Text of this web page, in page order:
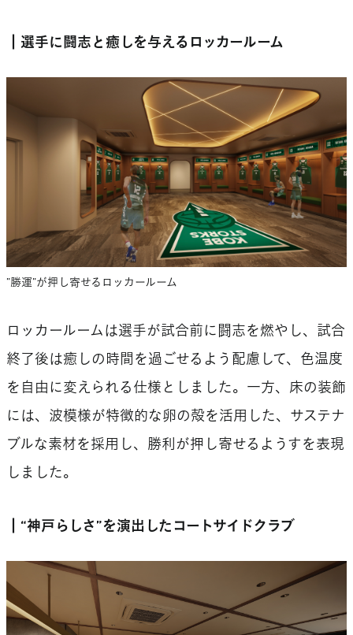
┃選手に闘志と癒しを与えるロッカールーム
”勝運”が押し寄せるロッカールーム
ロッカールームは選手が試合前に闘志を燃やし、試合
終了後は癒しの時間を過ごせるよう配慮して、色温度
を自由に変えられる仕様としました。一方、床の装飾
には、波模様が特徴的な卵の殻を活用した、サステナ
ブルな素材を採用し、勝利が押し寄せるようすを表現
しました。
┃“神戸らしさ”を演出したコートサイドクラブ